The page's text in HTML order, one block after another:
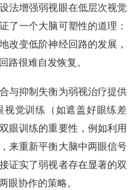
法增强弱视眼在低层次视觉
了一个大脑可塑性的道理：
改变低阶神经回路的发展，
路很难自发恢复。
抑制失衡为弱视治疗提供
视觉训练（如遮盖好眼练差
眼训练的重要性，例如利用
来重新平衡大脑中两眼信号
证实了弱视者存在显著的双
眼协作的策略。